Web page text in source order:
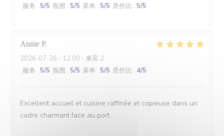
服务 : 5/5 氛围 : 5/5 菜单 : 5/5 质价比 : 5/5
Annie P
2026-07-26 - 12:00 - 来宾 2
服务 : 5/5 氛围 : 5/5 菜单 : 5/5 质价比 : 4/5
Excellent accueil et cuisine raffinée et copieuse dans un
cadre charmant face au port.